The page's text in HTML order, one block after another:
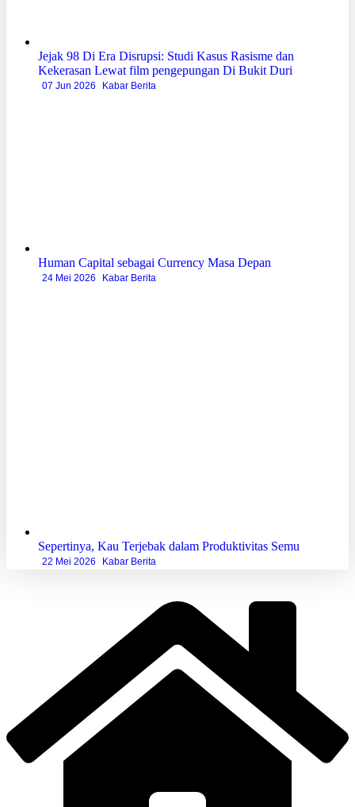
Jejak 98 Di Era Disrupsi: Studi Kasus Rasisme dan
Kekerasan Lewat film pengepungan Di Bukit Duri
07 Jun 2026 Kabar Berita
Human Capital sebagai Currency Masa Depan
24 Mei 2026 Kabar Berita
Sepertinya, Kau Terjebak dalam Produktivitas Semu
22 Mei 2026 Kabar Berita